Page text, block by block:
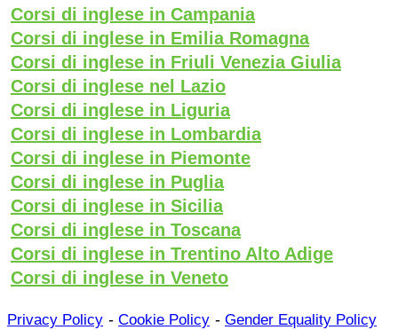
Corsi di inglese in Campania
Corsi di inglese in Emilia Romagna
Corsi di inglese in Friuli Venezia Giulia
Corsi di inglese nel Lazio
Corsi di inglese in Liguria
Corsi di inglese in Lombardia
Corsi di inglese in Piemonte
Corsi di inglese in Puglia
Corsi di inglese in Sicilia
Corsi di inglese in Toscana
Corsi di inglese in Trentino Alto Adige
Corsi di inglese in Veneto
Privacy Policy - Cookie Policy - Gender Equality Policy